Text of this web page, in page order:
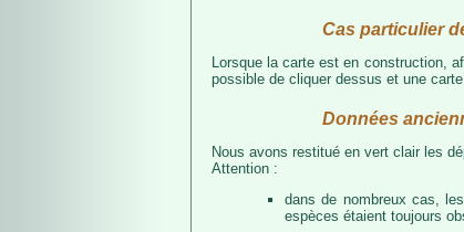
Cas particulier
Lorsque la carte est en construction,
possible de cliquer dessus et une
Données
Nous avons restitué en vert clair les
Attention :
dans de nombreux cas,
espèces étaient toujours